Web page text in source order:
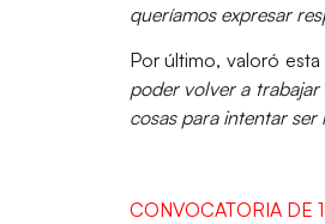
queríamos expresar
Por último, valoró
poder volver a trabajar
cosas para intentar ser
CONVOCATORIA DE